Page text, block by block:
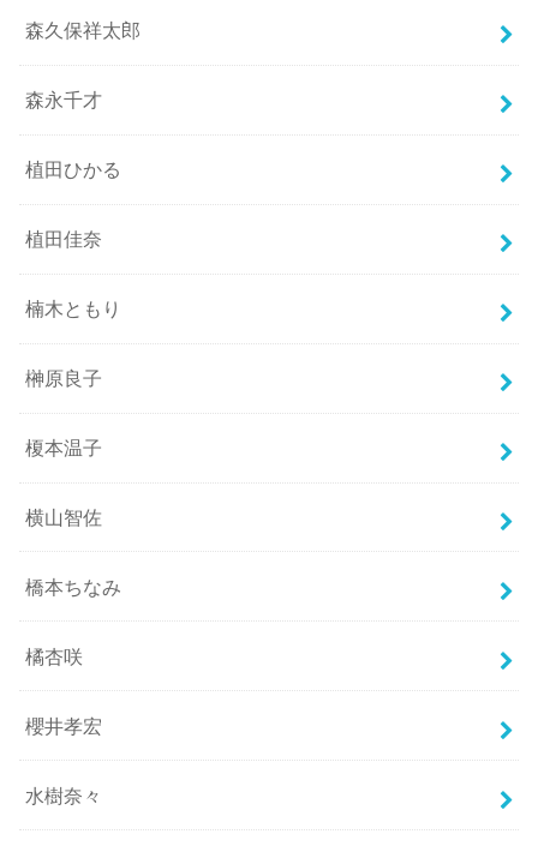
森久保祥太郎
森永千才
植田ひかる
植田佳奈
楠木ともり
榊原良子
榎本温子
横山智佐
橋本ちなみ
橘杏咲
櫻井孝宏
水樹奈々